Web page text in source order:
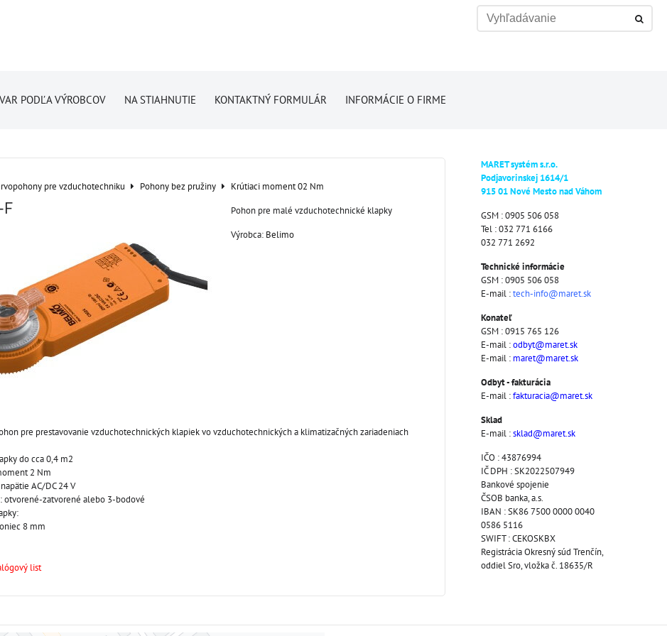
PODĽA VÝROBCOV NA STIAHNUTIE KONTAKTNÝ FORMULÁR INFORMÁCIE O FIRME
pre vzduchotechniku Pohony bez pružiny Krútiaci moment 02 Nm
Pohon pre malé vzduchotechnické klapky
Výrobca: Belimo
pre prestavovanie vzduchotechnických klapiek vo vzduchotechnických a klimatizačných zariadeniach
do cca 0,4 m2
2 Nm
AC/DC 24 V
otvorené-zatvorené alebo 3-bodové
8 mm
list
MARET systém s.r.o.
Podjavorinskej 1614/1
915 01 Nové Mesto nad Váhom
GSM : 0905 506 058
Tel : 032 771 6166
032 771 2692
Technické informácie
GSM : 0905 506 058
E-mail :tech-info@maret.sk
Konateľ
GSM : 0915 765 126
E-mail :odbyt@maret.sk
E-mail : maret@maret.sk
Odbyt - fakturácia
E-mail :fakturacia@maret.sk
Sklad
E-mail :sklad@maret.sk
IČO : 43876994
IČ DPH : SK2022507949
Bankové spojenie
ČSOB banka, a.s.
IBAN : SK86 7500 0000 0040
0586 5116
SWIFT : CEKOSKBX
Registrácia Okresný súd Trenčín,
oddiel Sro, vložka č. 18635/R